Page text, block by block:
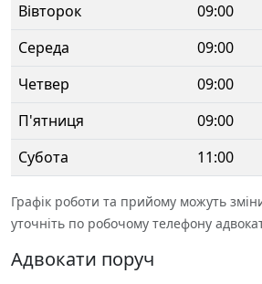
Вівторок
09:00
Середа
09:00
Четвер
09:00
П'ятниця
09:00
Субота
11:00
Графік роботи та прийому можуть
уточніть по робочому телефону
Адвокати поруч